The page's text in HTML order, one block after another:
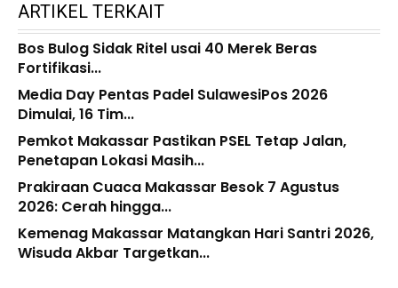
ARTIKEL TERKAIT
Bos Bulog Sidak Ritel usai 40 Merek Beras
Fortifikasi...
Media Day Pentas Padel SulawesiPos 2026
Dimulai, 16 Tim...
Pemkot Makassar Pastikan PSEL Tetap Jalan,
Penetapan Lokasi Masih...
Prakiraan Cuaca Makassar Besok 7 Agustus
2026: Cerah hingga...
Kemenag Makassar Matangkan Hari Santri 2026,
Wisuda Akbar Targetkan...